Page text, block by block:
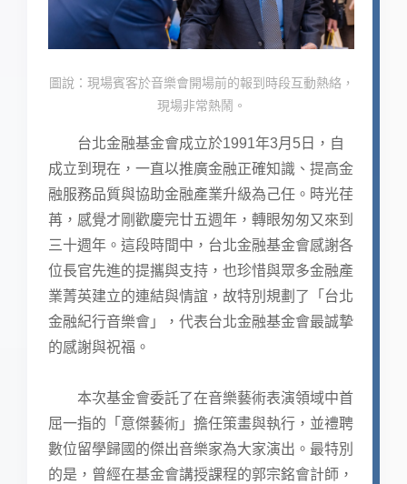
圖說：現場賓客於音樂會開場前的報到時段互動熱絡，
現場非常熱鬧。
台北金融基金會成立於1991年3月5日，自
成立到現在，一直以推廣金融正確知識、提高金
融服務品質與協助金融產業升級為己任。時光荏
苒，感覺才剛歡慶完廿五週年，轉眼匆匆又來到
三十週年。這段時間中，台北金融基金會感謝各
位長官先進的提攜與支持，也珍惜與眾多金融產
業菁英建立的連結與情誼，故特別規劃了「台北
金融紀行音樂會」，代表台北金融基金會最誠摯
的感謝與祝福。
本次基金會委託了在音樂藝術表演領域中首
屈一指的「意傑藝術」擔任策畫與執行，並禮聘
數位留學歸國的傑出音樂家為大家演出。最特別
的是，曾經在基金會講授課程的郭宗銘會計師，